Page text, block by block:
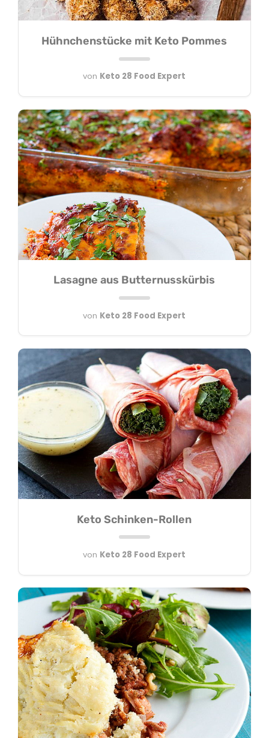
Hühnchenstücke mit Keto Pommes
von Keto 28 Food Expert
Lasagne aus Butternusskürbis
von Keto 28 Food Expert
Keto Schinken-Rollen
von Keto 28 Food Expert